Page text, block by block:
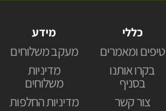
כללי
טיפים ומאמרים
בקרו אותנו
בסניף
צור קשר
מידע
מעקב משלוחים
מדיניות
משלוחים
מדיניות החלפות